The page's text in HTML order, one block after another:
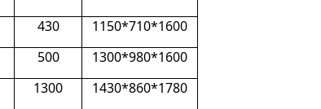
430
1150*710*1600
500
1300*980*1600
1300
1430*860*1780